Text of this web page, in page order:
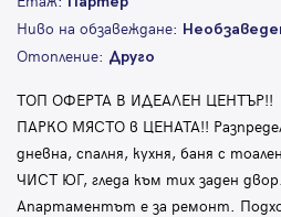
Ниво на обзавеждане:
Отопление: Друго
ТОП ОФЕРТА В ИДЕАЛЕН
ПАРКО МЯСТО в ЦЕНАТА!!
дневна, спалня, кухня, баня с
ЧИСТ ЮГ, гледа към тих заден
Апартаментът е за ремонт.